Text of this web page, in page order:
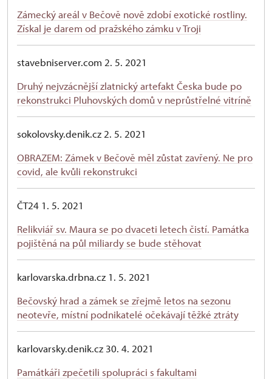
Zámecký areál v Bečově nově zdobí exotické rostliny.
Získal je darem od pražského zámku v Troji
stavebniserver.com 2. 5. 2021
Druhý nejvzácnější zlatnický artefakt Česka bude po
rekonstrukci Pluhovských domů v neprůstřelné vitríně
sokolovsky.denik.cz 2. 5. 2021
OBRAZEM: Zámek v Bečově měl zůstat zavřený. Ne pro
covid, ale kvůli rekonstrukci
ČT24 1. 5. 2021
Relikviář sv. Maura se po dvaceti letech čistí. Památka
pojištěná na půl miliardy se bude stěhovat
karlovarska.drbna.cz 1. 5. 2021
Bečovský hrad a zámek se zřejmě letos na sezonu
neotevře, místní podnikatelé očekávají těžké ztráty
karlovarsky.denik.cz 30. 4. 2021
Památkáři zpečetili spolupráci s fakultami